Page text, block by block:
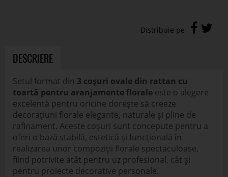
DESCRIERE
Setul format din 3 coșuri ovale din rattan cu
toartă pentru aranjamente florale este o alegere
excelentă pentru oricine dorește să creeze
decorațiuni florale elegante, naturale și pline de
rafinament. Aceste coșuri sunt concepute pentru a
oferi o bază stabilă, estetică și funcțională în
realizarea unor compoziții florale spectaculoase,
fiind potrivite atât pentru uz profesional, cât și
pentru proiecte decorative personale.